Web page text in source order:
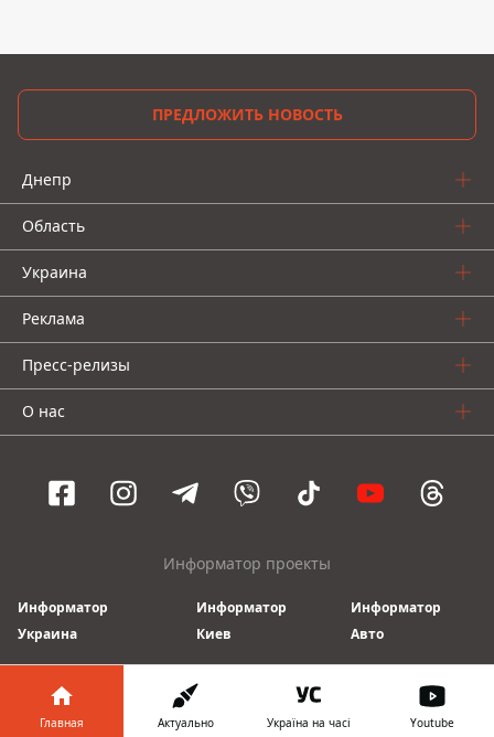
ПРЕДЛОЖИТЬ НОВОСТЬ
Днепр
Область
Украина
Реклама
Пресс-релизы
О нас
Информатор проекты
Информатор
Украина
Информатор
Киев
Информатор
Авто
© 2016-2026 Informator
Главная Актуально Україна на часі Youtube